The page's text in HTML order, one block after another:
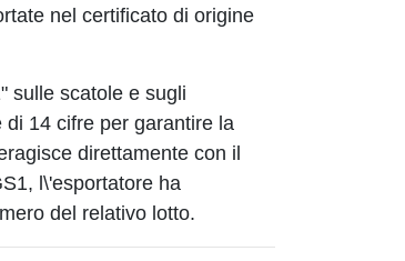
nel certificato di origine
sulle scatole e sugli
14 cifre per garantire la
direttamente con il
l\'esportatore ha
del relativo lotto.